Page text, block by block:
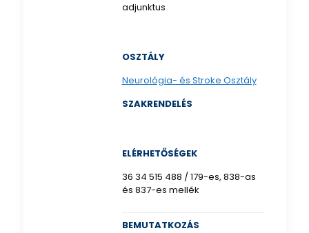
adjunktus
OSZTÁLY
Neurológia- és Stroke Osztály
SZAKRENDELÉS
ELÉRHETŐSÉGEK
36 34 515 488 / 179-es, 838-as
és 837-es mellék
BEMUTATKOZÁS